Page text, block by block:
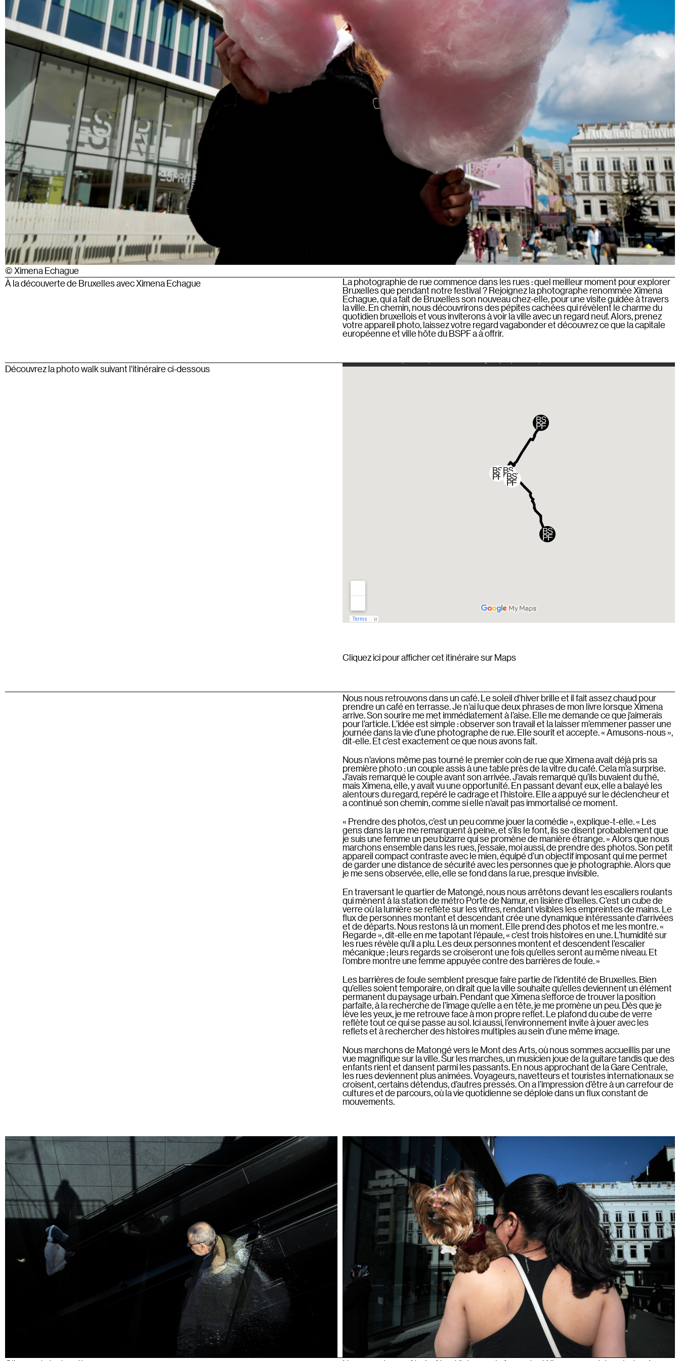
© Ximena Echague
À la découverte de Bruxelles avec Ximena Echague
La photographie de rue commence dans les rues : quel meilleur moment pour explorer
Bruxelles que pendant notre festival ? Rejoignez la photographe renommée Ximena
Echague, qui a fait de Bruxelles son nouveau chez-elle, pour une visite guidée à travers
la ville. En chemin, nous découvrirons des pépites cachées qui révèlent le charme du
quotidien bruxellois et vous inviterons à voir la ville avec un regard neuf. Alors, prenez
votre appareil photo, laissez votre regard vagabonder et découvrez ce que la capitale
européenne et ville hôte du BSPF a à offrir.
Découvrez la photo walk suivant l'itinéraire ci-dessous
Cliquez ici pour afficher cet itinéraire sur Maps
Nous nous retrouvons dans un café. Le soleil d’hiver brille et il fait assez chaud pour
prendre un café en terrasse. Je n’ai lu que deux phrases de mon livre lorsque Ximena
arrive. Son sourire me met immédiatement à l’aise. Elle me demande ce que j’aimerais
pour l’article. L’idée est simple : observer son travail et la laisser m’emmener passer une
journée dans la vie d’une photographe de rue. Elle sourit et accepte. « Amusons-nous »,
dit-elle. Et c’est exactement ce que nous avons fait.
Nous n’avions même pas tourné le premier coin de rue que Ximena avait déjà pris sa
première photo : un couple assis à une table près de la vitre du café. Cela m’a surprise.
J’avais remarqué le couple avant son arrivée. J’avais remarqué qu’ils buvaient du thé,
mais Ximena, elle, y avait vu une opportunité. En passant devant eux, elle a balayé les
alentours du regard, repéré le cadrage et l’histoire. Elle a appuyé sur le déclencheur et
a continué son chemin, comme si elle n’avait pas immortalisé ce moment.
« Prendre des photos, c’est un peu comme jouer la comédie », explique-t-elle. « Les
gens dans la rue me remarquent à peine, et s’ils le font, ils se disent probablement que
je suis une femme un peu bizarre qui se promène de manière étrange. » Alors que nous
marchons ensemble dans les rues, j’essaie, moi aussi, de prendre des photos. Son petit
appareil compact contraste avec le mien, équipé d’un objectif imposant qui me permet
de garder une distance de sécurité avec les personnes que je photographie. Alors que
je me sens observée, elle, elle se fond dans la rue, presque invisible.
En traversant le quartier de Matongé, nous nous arrêtons devant les escaliers roulants
qui mènent à la station de métro Porte de Namur, en lisière d’Ixelles. C’est un cube de
verre où la lumière se reflète sur les vitres, rendant visibles les empreintes de mains. Le
flux de personnes montant et descendant crée une dynamique intéressante d’arrivées
et de départs. Nous restons là un moment. Elle prend des photos et me les montre. «
Regarde », dit-elle en me tapotant l’épaule, « c’est trois histoires en une. L’humidité sur
les rues révèle qu’il a plu. Les deux personnes montent et descendent l’escalier
mécanique ; leurs regards se croiseront une fois qu’elles seront au même niveau. Et
l’ombre montre une femme appuyée contre des barrières de foule. »
Les barrières de foule semblent presque faire partie de l’identité de Bruxelles. Bien
qu’elles soient temporaire, on dirait que la ville souhaite qu’elles deviennent un élément
permanent du paysage urbain. Pendant que Ximena s’efforce de trouver la position
parfaite, à la recherche de l’image qu’elle a en tête, je me promène un peu. Dès que je
lève les yeux, je me retrouve face à mon propre reflet. Le plafond du cube de verre
reflète tout ce qui se passe au sol. Ici aussi, l’environnement invite à jouer avec les
reflets et à rechercher des histoires multiples au sein d’une même image.
Nous marchons de Matongé vers le Mont des Arts, où nous sommes accueillis par une
vue magnifique sur la ville. Sur les marches, un musicien joue de la guitare tandis que des
enfants rient et dansent parmi les passants. En nous approchant de la Gare Centrale,
les rues deviennent plus animées. Voyageurs, navetteurs et touristes internationaux se
croisent, certains détendus, d’autres pressés. On a l’impression d’être à un carrefour de
cultures et de parcours, où la vie quotidienne se déploie dans un flux constant de
mouvements.